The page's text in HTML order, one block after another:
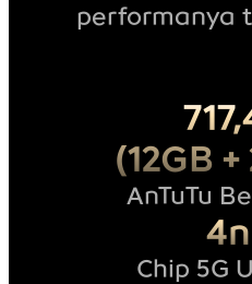
performanya
(12GB
AnTuTu
Chip 5G